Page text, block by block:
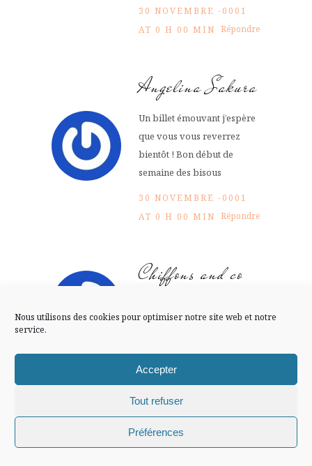
Nous utilisons des cookies pour optimiser notre site web et notre
service.
Accepter
Tout refuser
Préférences
30 NOVEMBRE -0001
AT 0 H 00 MIN Répondre
Angelina Sakura
Un billet émouvant j’espère
que vous vous reverrez
bientôt ! Bon début de
semaine des bisous
30 NOVEMBRE -0001
AT 0 H 00 MIN Répondre
Chiffons and co
chocoladdict
émouvant ton article, je
FLUX INSTA
Suivre sur Instagram
Mentions légales Confidentialité